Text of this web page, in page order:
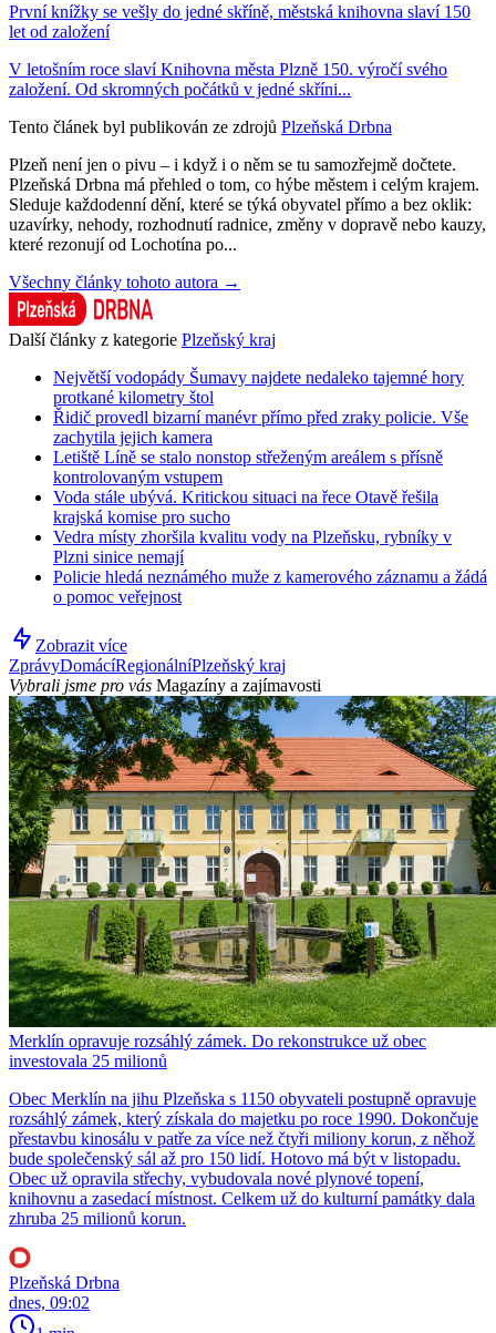
První knížky se vešly do jedné skříně, městská knihovna slaví 150
let od založení
V letošním roce slaví Knihovna města Plzně 150. výročí svého
založení. Od skromných počátků v jedné skříni...
Tento článek byl publikován ze zdrojů Plzeňská Drbna
Plzeň není jen o pivu – i když i o něm se tu samozřejmě dočtete.
Plzeňská Drbna má přehled o tom, co hýbe městem i celým krajem.
Sleduje každodenní dění, které se týká obyvatel přímo a bez oklik:
uzavírky, nehody, rozhodnutí radnice, změny v dopravě nebo kauzy,
které rezonují od Lochotína po...
Všechny články tohoto autora →
Další články z kategorie Plzeňský kraj
Největší vodopády Šumavy najdete nedaleko tajemné hory
protkané kilometry štol
Řidič provedl bizarní manévr přímo před zraky policie. Vše
zachytila jejich kamera
Letiště Líně se stalo nonstop střeženým areálem s přísně
kontrolovaným vstupem
Voda stále ubývá. Kritickou situaci na řece Otavě řešila
krajská komise pro sucho
Vedra místy zhoršila kvalitu vody na Plzeňsku, rybníky v
Plzni sinice nemají
Policie hledá neznámého muže z kamerového záznamu a žádá
o pomoc veřejnost
Zobrazit více
ZprávyDomácíRegionálníPlzeňský kraj
Vybrali jsme pro vás Magazíny a zajímavosti
Merklín opravuje rozsáhlý zámek. Do rekonstrukce už obec
investovala 25 milionů
Obec Merklín na jihu Plzeňska s 1150 obyvateli postupně opravuje
rozsáhlý zámek, který získala do majetku po roce 1990. Dokončuje
přestavbu kinosálu v patře za více než čtyři miliony korun, z něhož
bude společenský sál až pro 150 lidí. Hotovo má být v listopadu.
Obec už opravila střechy, vybudovala nové plynové topení,
knihovnu a zasedací místnost. Celkem už do kulturní památky dala
zhruba 25 milionů korun.
Plzeňská Drbna
dnes, 09:02